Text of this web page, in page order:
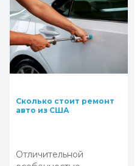
Сколько стоит ремонт
авто из США
Отличительной